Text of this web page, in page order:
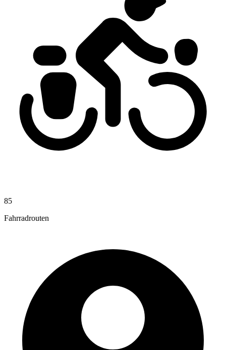
85
Fahrradrouten